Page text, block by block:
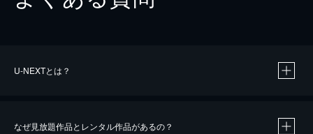
U-NEXTとは？
なぜ見放題作品とレンタル作品があるの？